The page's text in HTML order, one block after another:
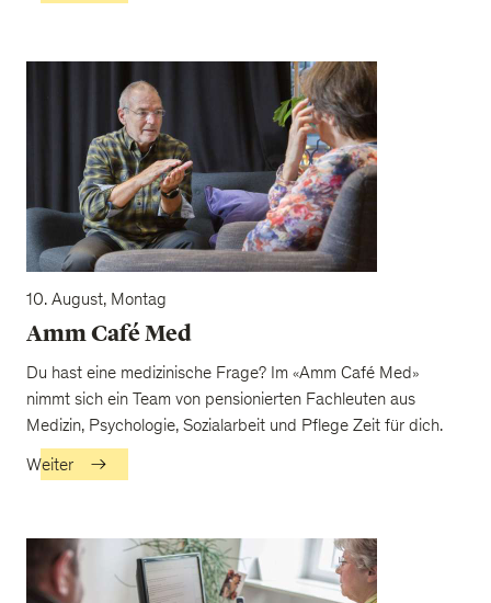
10. August, Montag
Amm Café Med
Du hast eine medizinische Frage? Im «Amm Café Med»
nimmt sich ein Team von pensionierten Fachleuten aus
Medizin, Psychologie, Sozialarbeit und Pflege Zeit für dich.
Weiter